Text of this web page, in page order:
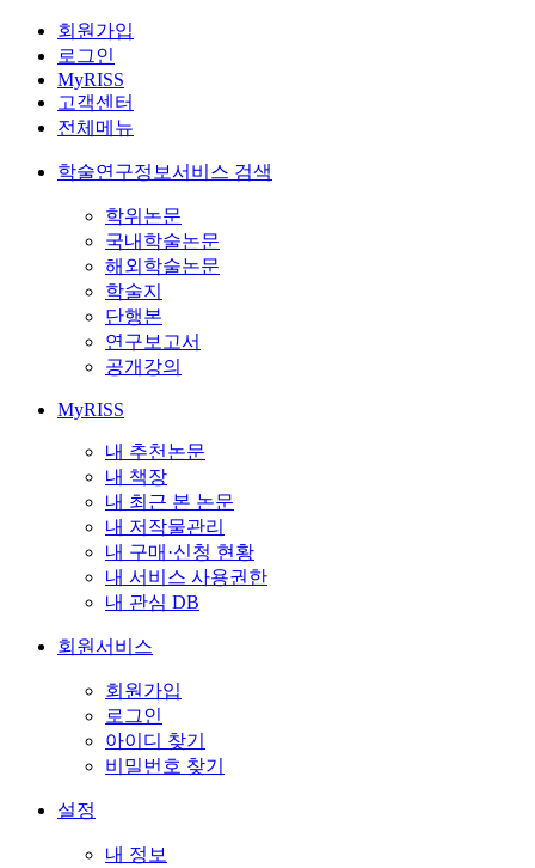
회원가입
로그인
MyRISS
고객센터
전체메뉴
학술연구정보서비스 검색
학위논문
국내학술논문
해외학술논문
학술지
단행본
연구보고서
공개강의
MyRISS
내 추천논문
내 책장
내 최근 본 논문
내 저작물관리
내 구매·신청 현황
내 서비스 사용권한
내 관심 DB
회원서비스
회원가입
로그인
아이디 찾기
비밀번호 찾기
설정
내 정보